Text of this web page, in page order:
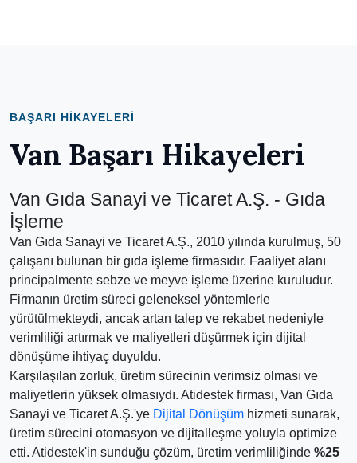
BAŞARI HIKAYELERI
Van Başarı Hikayeleri
Van Gıda Sanayi ve Ticaret A.Ş. - Gıda
İşleme
Van Gıda Sanayi ve Ticaret A.Ş., 2010 yılında kurulmuş, 50
çalışanı bulunan bir gıda işleme firmasıdır. Faaliyet alanı
principalmente sebze ve meyve işleme üzerine kuruludur.
Firmanın üretim süreci geleneksel yöntemlerle
yürütülmekteydi, ancak artan talep ve rekabet nedeniyle
verimliliği artırmak ve maliyetleri düşürmek için dijital
dönüşüme ihtiyaç duyuldu.
Karşılaşılan zorluk, üretim sürecinin verimsiz olması ve
maliyetlerin yüksek olmasıydı. Atidestek firması, Van Gıda
Sanayi ve Ticaret A.Ş.'ye Dijital Dönüşüm hizmeti sunarak,
üretim sürecini otomasyon ve dijitalleşme yoluyla optimize
etti. Atidestek'in sunduğu çözüm, üretim verimliliğinde %25